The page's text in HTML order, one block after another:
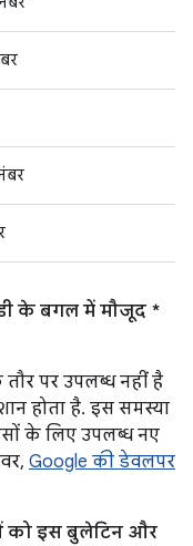
के बगल में मौजूद *
पर उपलब्ध नहीं है
होता है. इस समस्या
के लिए उपलब्ध नए
Google की डेवलपर
को इस बुलेटिन और